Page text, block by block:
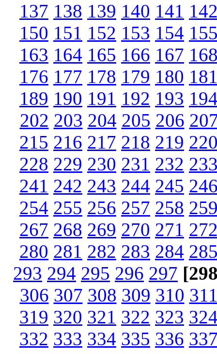
137 138 139 140 141
150 151 152 153 154
163 164 165 166 167
176 177 178 179 180
189 190 191 192 193
202 203 204 205 206
215 216 217 218 219
228 229 230 231 232
241 242 243 244 245
254 255 256 257 258
267 268 269 270 271
280 281 282 283 284
293 294 295 296 297
306 307 308 309 310
319 320 321 322 323
332 333 334 335 336